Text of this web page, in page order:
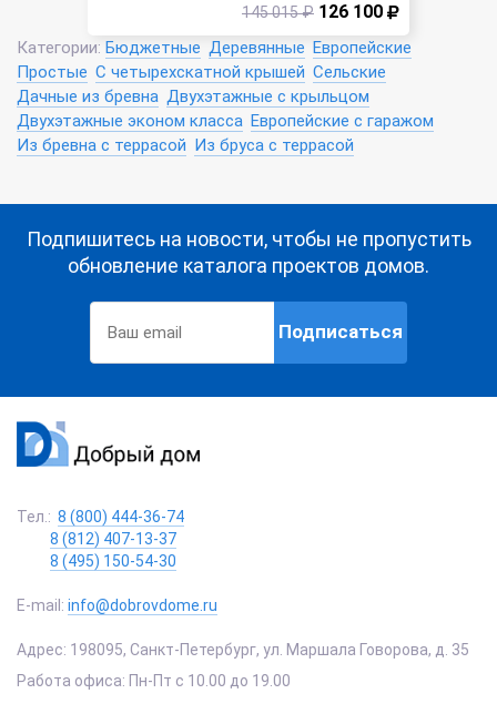
145 015 ₽ 126 100
Категории: Бюджетные Деревянные Европейские
Простые С четырехскатной крышей Сельские
Дачные из бревна Двухэтажные с крыльцом
Двухэтажные эконом класса Европейские с гаражом
Из бревна с террасой Из бруса с террасой
Подпишитесь на новости, чтобы не пропустить
обновление каталога проектов домов.
Подписаться
Тел.: 8 (800) 444-36-74
8 (812) 407-13-37
8 (495) 150-54-30
E-mail: info@dobrovdome.ru
Адрес: 198095, Санкт-Петербург, ул. Маршала Говорова, д. 35
Работа офиса: Пн-Пт с 10.00 до 19.00